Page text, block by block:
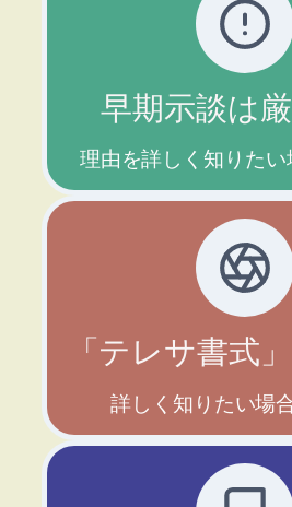
早期示談は
理由を詳しく知りたい
「テレサ書式
詳しく知りたい場